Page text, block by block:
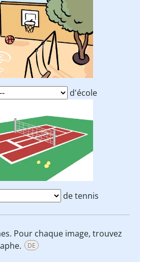
d'école
de tennis
Pour chaque image, trouvez
DE